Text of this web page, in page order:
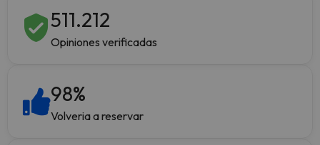
511.212
Opiniones verificadas
98%
Volveria a reservar